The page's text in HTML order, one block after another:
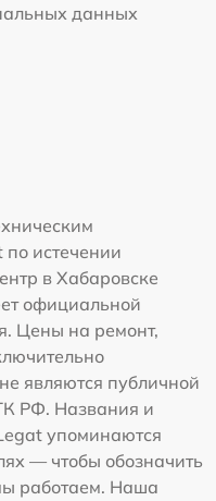
данных
истечении
в Хабаровске
официальной
Цены на ремонт,
являются публичной
РФ. Названия и
упоминаются
— чтобы обозначить
работаем. Наша